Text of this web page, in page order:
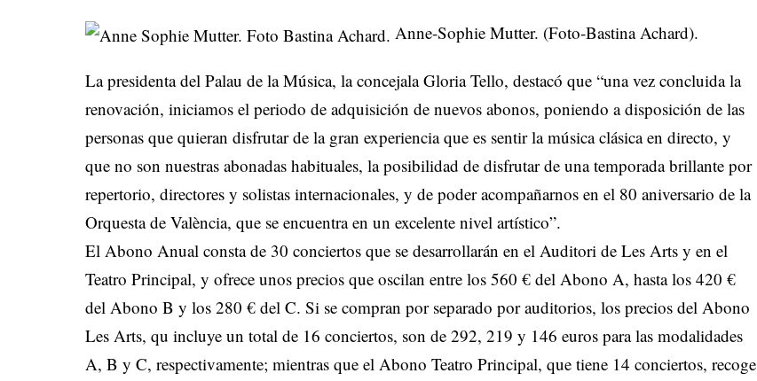
Anne-Sophie Mutter. (Foto-Bastina Achard).
La presidenta del Palau de la Música, la concejala Gloria Tello, destacó que “una vez concluida la
renovación, iniciamos el periodo de adquisición de nuevos abonos, poniendo a disposición de las
personas que quieran disfrutar de la gran experiencia que es sentir la música clásica en directo, y
que no son nuestras abonadas habituales, la posibilidad de disfrutar de una temporada brillante por
repertorio, directores y solistas internacionales, y de poder acompañarnos en el 80 aniversario de la
Orquesta de València, que se encuentra en un excelente nivel artístico”.
El Abono Anual consta de 30 conciertos que se desarrollarán en el Auditori de Les Arts y en el
Teatro Principal, y ofrece unos precios que oscilan entre los 560 € del Abono A, hasta los 420 €
del Abono B y los 280 € del C. Si se compran por separado por auditorios, los precios del Abono
Les Arts, qu incluye un total de 16 conciertos, son de 292, 219 y 146 euros para las modalidades
A, B y C, respectivamente; mientras que el Abono Teatro Principal, que tiene 14 conciertos, recoge